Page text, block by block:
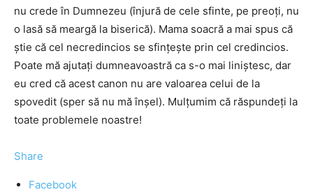
nu crede în Dumnezeu (înjură de cele sfinte, pe preoţi, nu
o lasă să meargă la biserică). Mama soacră a mai spus că
ştie că cel necredincios se sfinţeşte prin cel credincios.
Poate mă ajutaţi dumneavoastră ca s-o mai liniştesc, dar
eu cred că acest canon nu are valoarea celui de la
spovedit (sper să nu mă înşel). Mulţumim că răspundeţi la
toate problemele noastre!
Share
Facebook